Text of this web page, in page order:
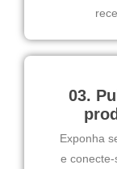
03.
Exponha
e